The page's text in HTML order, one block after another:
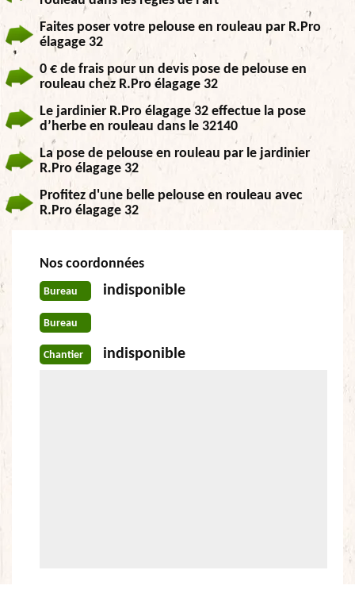
Faites poser votre pelouse en rouleau par R.Pro
élagage 32
0 € de frais pour un devis pose de pelouse en
rouleau chez R.Pro élagage 32
Le jardinier R.Pro élagage 32 effectue la pose
d’herbe en rouleau dans le 32140
La pose de pelouse en rouleau par le jardinier
R.Pro élagage 32
Profitez d'une belle pelouse en rouleau avec
R.Pro élagage 32
Nos coordonnées
Bureau indisponible
Bureau
Chantier indisponible